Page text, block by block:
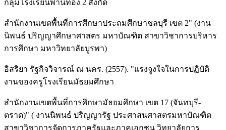
กลุ่มโรงเรียนพานทอง 2 สังกัด
สำนักงานเขตพื้นที่การศึกษาประถมศึกษาชลบุรี เขต 2" (งาน
นิพนธ์ ปริญญาศึกษาศาสตร มหาบัณฑิต สาขาวิชาการบริหาร
การศึกษา มหาวิทยาลัยบูรพา)
อิสริยา รัฐกิจวิจารณ์ ณ นคร. (2557). "แรงจูงใจในการปฏิบัติ
งานของครูโรงเรียนมัธยมศึกษา
สำนักงานเขตพื้นที่การศึกษามัธยมศึกษา เขต 17 (จันทบุรี-
ตราด)" ( งานนิพนธ์ ปริญญารัฐ ประศาสนศาสตรมหาบัณฑิต
สาขาวิชาการจัดการภาครัฐและภาคเอกชน วิทยาลัยการ